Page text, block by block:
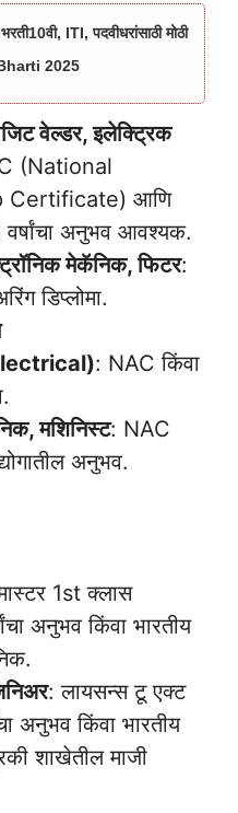
ITI, पदवीधरांसाठी मोठी
2025
वेल्डर, इलेक्ट्रिक
(National
Certificate) आणि
वर्षांचा अनुभव आवश्यक.
मेकॅनिक, फिटर:
डिप्लोमा.
: NAC किंवा
मशिनिस्ट: NAC
अनुभव.
1st क्लास
अनुभव किंवा भारतीय
: लायसन्स टू एक्ट
अनुभव किंवा भारतीय
शाखेतील माजी